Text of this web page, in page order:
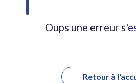
Oups une erreur
Retour à